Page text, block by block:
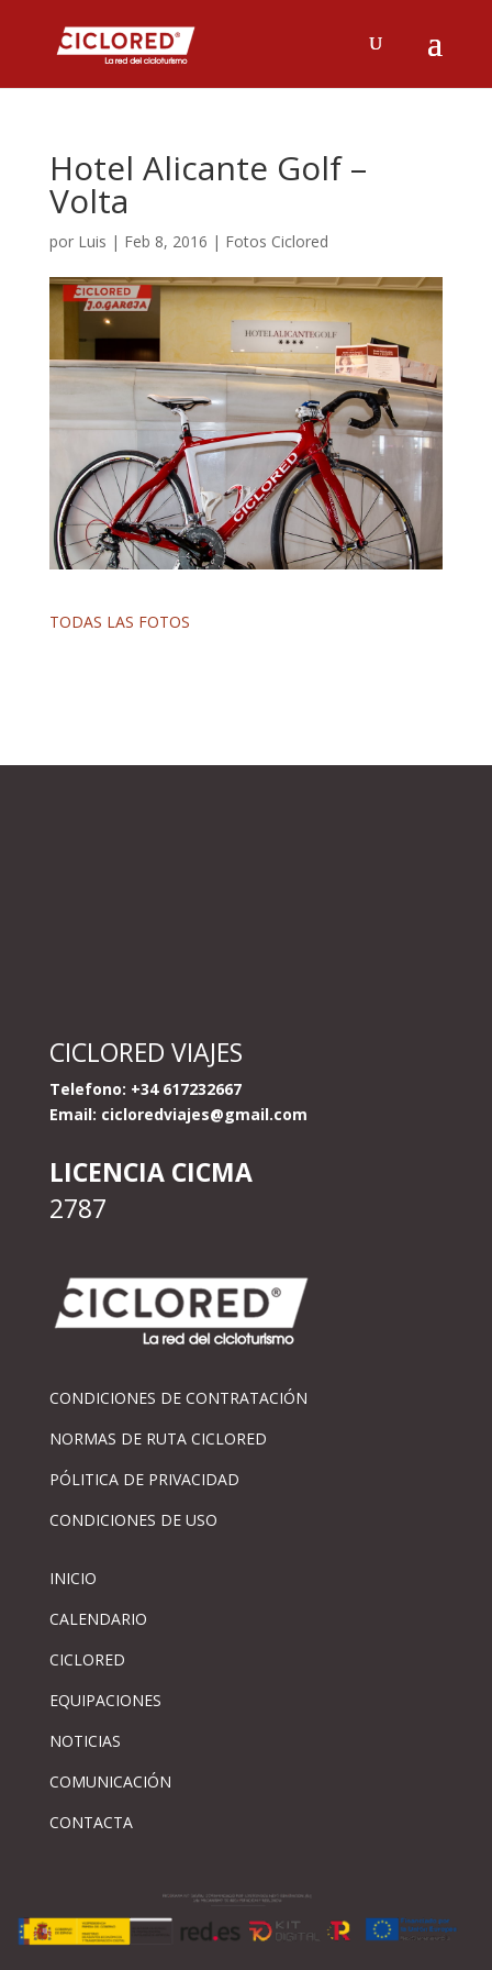
Hotel Alicante Golf –
Volta
por Luis | Feb 8, 2016 | Fotos Ciclored
TODAS LAS FOTOS
CICLORED VIAJES
Telefono: +34 617232667
Email: cicloredviajes@gmail.com
LICENCIA CICMA
2787
CONDICIONES DE CONTRATACIÓN
NORMAS DE RUTA CICLORED
PÓLITICA DE PRIVACIDAD
CONDICIONES DE USO
INICIO
CALENDARIO
CICLORED
EQUIPACIONES
NOTICIAS
COMUNICACIÓN
CONTACTA